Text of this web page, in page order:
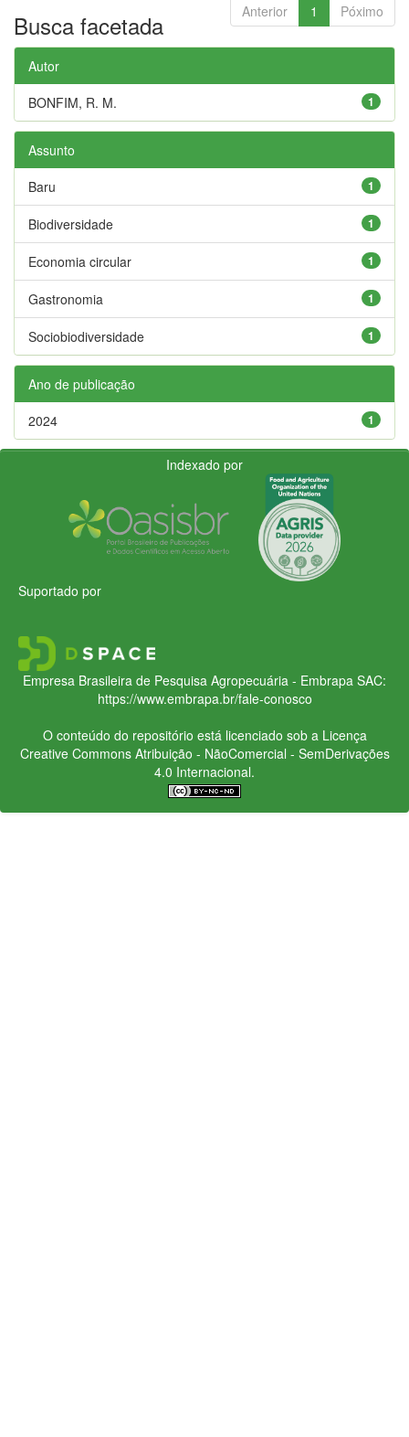
Anterior 1 Póximo
Busca facetada
Autor
1
BONFIM, R. M.
Assunto
1
Baru
1
Biodiversidade
1
Economia circular
1
Gastronomia
1
Sociobiodiversidade
Ano de publicação
1
2024
Indexado por
Suportado por
Empresa Brasileira de Pesquisa Agropecuária - Embrapa SAC:
https://www.embrapa.br/fale-conosco
O conteúdo do repositório está licenciado sob a Licença
Creative CommonsAtribuição - NãoComercial - SemDerivações
4.0 Internacional.